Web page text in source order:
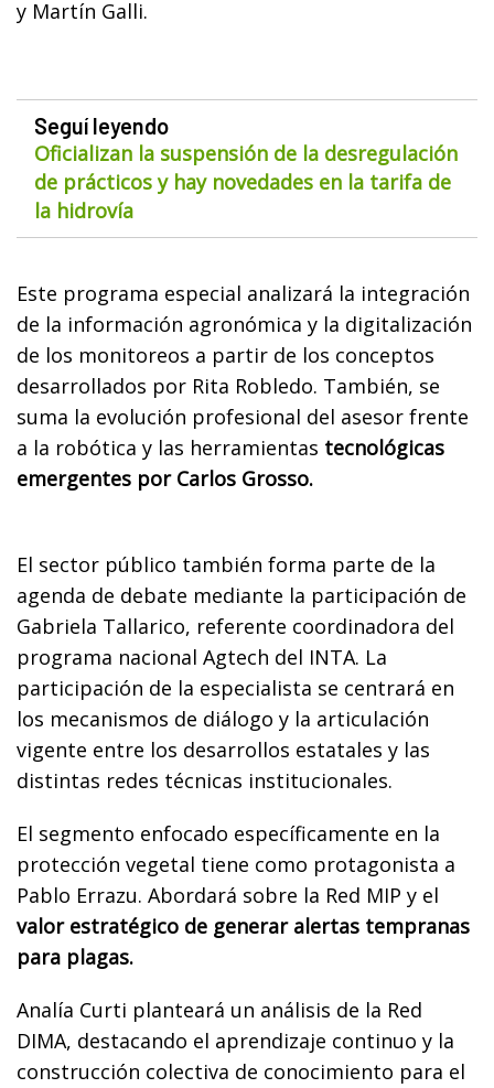
y Martín Galli.
Seguí leyendo
Oficializan la suspensión de la desregulación
de prácticos y hay novedades en la tarifa de
la hidrovía
Este programa especial analizará la integración
de la información agronómica y la digitalización
de los monitoreos a partir de los conceptos
desarrollados por Rita Robledo. También, se
suma la evolución profesional del asesor frente
a la robótica y las herramientas tecnológicas
emergentes por Carlos Grosso.
El sector público también forma parte de la
agenda de debate mediante la participación de
Gabriela Tallarico, referente coordinadora del
programa nacional Agtech del INTA. La
participación de la especialista se centrará en
los mecanismos de diálogo y la articulación
vigente entre los desarrollos estatales y las
distintas redes técnicas institucionales.
El segmento enfocado específicamente en la
protección vegetal tiene como protagonista a
Pablo Errazu. Abordará sobre la Red MIP y el
valor estratégico de generar alertas tempranas
para plagas.
Analía Curti planteará un análisis de la Red
DIMA, destacando el aprendizaje continuo y la
construcción colectiva de conocimiento para el